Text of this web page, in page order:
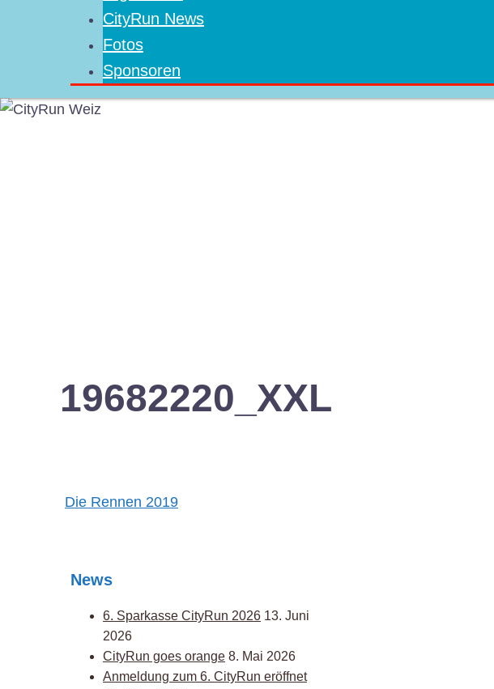
CityRun News
Fotos
Sponsoren
19682220_XXL
Post
Die Rennen 2019
News
6. Sparkasse CityRun 2026 13. Juni
2026
CityRun goes orange 8. Mai 2026
Anmeldung zum 6. CityRun eröffnet